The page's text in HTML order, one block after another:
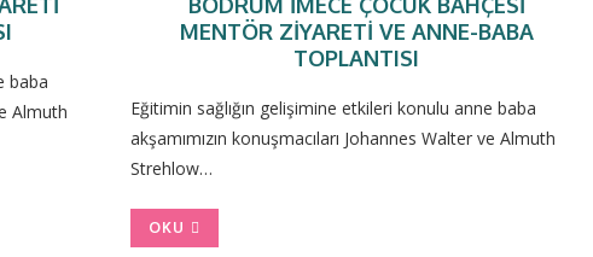
baba
Almuth
MENTÖR ZIYARETI VE ANNE-BABA
TOPLANTISI
Eğitimin sağlığın gelişimine etkileri konulu anne baba
akşamımızın konuşmacıları Johannes Walter ve Almuth
Strehlow…
OKU